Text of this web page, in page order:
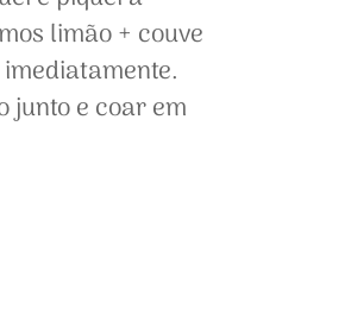
limão + couve
junto e coar em